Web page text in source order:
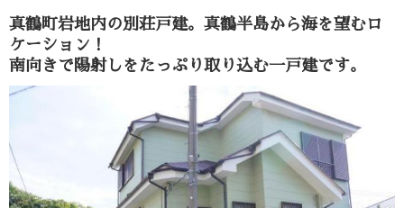
真鶴町岩地内の別荘戸建。真鶴半島から海を望むロ
ケーション！
南向きで陽射しをたっぷり取り込む一戸建です。